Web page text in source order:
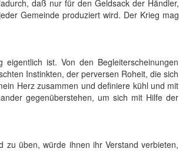
daß nur für den Geldsack der Händler,
Gemeinde produziert wird. Der Krieg mag
ist. Von den Begleiterscheinungen
Instinkten, der perversen Roheit, die sich
Herz zusammen und definiere kühl und mit
gegenüberstehen, um sich mit Hilfe der
zu üben, würde ihnen ihr Verstand verbieten,